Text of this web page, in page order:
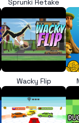
Sprunki Retake
Wacky Flip